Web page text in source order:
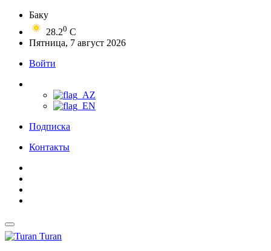
Баку
28.20 C
Пятница, 7 август 2026
Войти
Подписка
Контакты
Turan